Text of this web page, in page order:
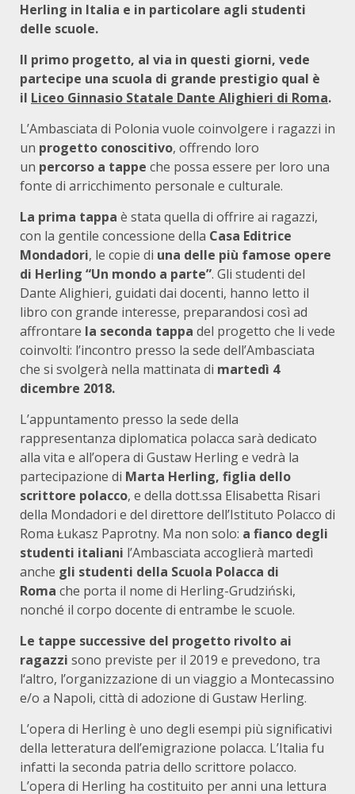
Herling in Italia e in particolare agli studenti
delle scuole.
Il primo progetto, al via in questi giorni, vede
partecipe una scuola di grande prestigio qual è
il Liceo Ginnasio Statale Dante Alighieri di Roma.
L’Ambasciata di Polonia vuole coinvolgere i ragazzi in
un progetto conoscitivo, offrendo loro
un percorso a tappe che possa essere per loro una
fonte di arricchimento personale e culturale.
La prima tappa è stata quella di offrire ai ragazzi,
con la gentile concessione della Casa Editrice
Mondadori, le copie di una delle più famose opere
di Herling “Un mondo a parte”. Gli studenti del
Dante Alighieri, guidati dai docenti, hanno letto il
libro con grande interesse, preparandosi così ad
affrontare la seconda tappa del progetto che li vede
coinvolti: l’incontro presso la sede dell’Ambasciata
che si svolgerà nella mattinata di martedì 4
dicembre 2018.
L’appuntamento presso la sede della
rappresentanza diplomatica polacca sarà dedicato
alla vita e all’opera di Gustaw Herling e vedrà la
partecipazione di Marta Herling, figlia dello
scrittore polacco, e della dott.ssa Elisabetta Risari
della Mondadori e del direttore dell’Istituto Polacco di
Roma Łukasz Paprotny. Ma non solo: a fianco degli
studenti italiani l’Ambasciata accoglierà martedì
anche gli studenti della Scuola Polacca di
Roma che porta il nome di Herling-Grudziński,
nonché il corpo docente di entrambe le scuole.
Le tappe successive del progetto rivolto ai
ragazzi sono previste per il 2019 e prevedono, tra
l‘altro, l’organizzazione di un viaggio a Montecassino
e/o a Napoli, città di adozione di Gustaw Herling.
L’opera di Herling è uno degli esempi più significativi
della letteratura dell’emigrazione polacca. L’Italia fu
infatti la seconda patria dello scrittore polacco.
L’opera di Herling ha costituito per anni una lettura